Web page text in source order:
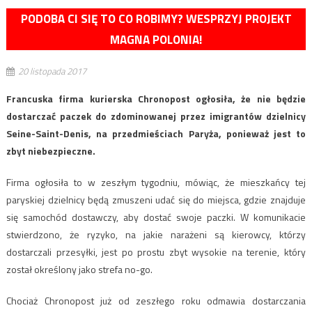
PODOBA CI SIĘ TO CO ROBIMY? WESPRZYJ PROJEKT
MAGNA POLONIA!
20 listopada 2017
Francuska firma kurierska Chronopost ogłosiła, że nie będzie
dostarczać paczek do zdominowanej przez imigrantów dzielnicy
Seine-Saint-Denis, na przedmieściach Paryża, ponieważ jest to
zbyt niebezpieczne.
Firma ogłosiła to w zeszłym tygodniu, mówiąc, że mieszkańcy tej
paryskiej dzielnicy będą zmuszeni udać się do miejsca, gdzie znajduje
się samochód dostawczy, aby dostać swoje paczki. W komunikacie
stwierdzono, że ryzyko, na jakie narażeni są kierowcy, którzy
dostarczali przesyłki, jest po prostu zbyt wysokie na terenie, który
został określony jako strefa no-go.
Chociaż Chronopost już od zeszłego roku odmawia dostarczania